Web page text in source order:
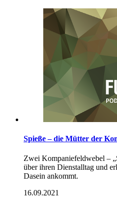
Spieße – die Mütter der
Zwei Kompaniefeldwebel –
über ihren Dienstalltag und
Dasein ankommt.
16.09.2021